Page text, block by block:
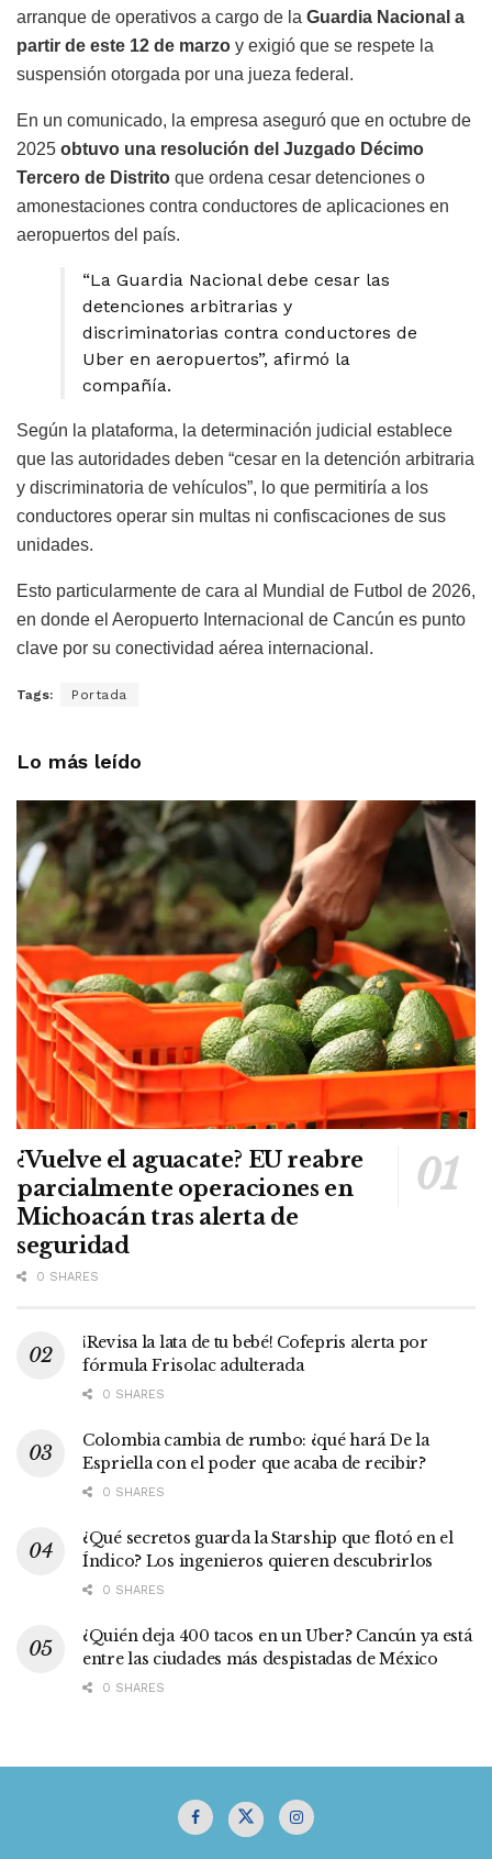
arranque de operativos a cargo de la Guardia Nacional a
partir de este 12 de marzo y exigió que se respete la
suspensión otorgada por una jueza federal.
En un comunicado, la empresa aseguró que en octubre de
2025 obtuvo una resolución del Juzgado Décimo
Tercero de Distrito que ordena cesar detenciones o
amonestaciones contra conductores de aplicaciones en
aeropuertos del país.
“La Guardia Nacional debe cesar las
detenciones arbitrarias y
discriminatorias contra conductores de
Uber en aeropuertos”, afirmó la
compañía.
Según la plataforma, la determinación judicial establece
que las autoridades deben “cesar en la detención arbitraria
y discriminatoria de vehículos”, lo que permitiría a los
conductores operar sin multas ni confiscaciones de sus
unidades.
Esto particularmente de cara al Mundial de Futbol de 2026,
en donde el Aeropuerto Internacional de Cancún es punto
clave por su conectividad aérea internacional.
Tags: Portada
Lo más leído
¿Vuelve el aguacate? EU reabre
parcialmente operaciones en
Michoacán tras alerta de
seguridad
0 SHARES
¡Revisa la lata de tu bebé! Cofepris alerta por
fórmula Frisolac adulterada
0 SHARES
Colombia cambia de rumbo: ¿qué hará De la
Espriella con el poder que acaba de recibir?
0 SHARES
¿Qué secretos guarda la Starship que flotó en el
Índico? Los ingenieros quieren descubrirlos
0 SHARES
¿Quién deja 400 tacos en un Uber? Cancún ya está
entre las ciudades más despistadas de México
0 SHARES